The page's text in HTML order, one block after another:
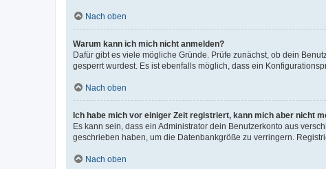
Nach oben
Warum kann ich mich nicht anmelden?
Dafür gibt es viele mögliche Gründe. Prüfe zunächst, ob dein
gesperrt wurdest. Es ist ebenfalls möglich, dass ein
Nach oben
Ich habe mich vor einiger Zeit registriert, kann mich aber nicht
Es kann sein, dass ein Administrator dein Benutzerkonto aus
geschrieben haben, um die Datenbankgröße zu verringern.
Nach oben